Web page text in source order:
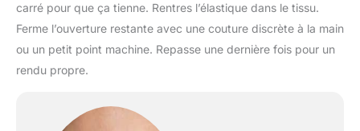
carré pour que ça tienne. Rentres l’élastique dans le tissu.
Ferme l’ouverture restante avec une couture discrète à la main
ou un petit point machine. Repasse une dernière fois pour un
rendu propre.